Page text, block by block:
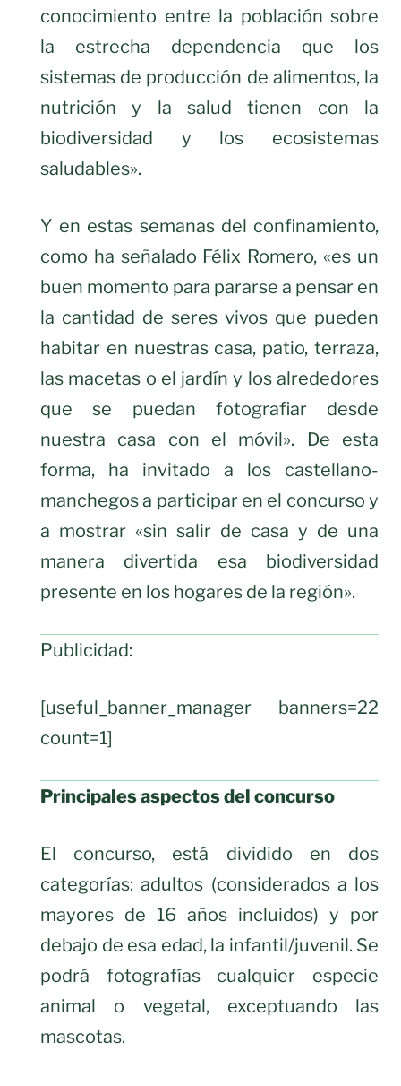
conocimiento entre la población sobre
la estrecha dependencia que los
sistemas de producción de alimentos, la
nutrición y la salud tienen con la
biodiversidad y los ecosistemas
saludables».
Y en estas semanas del confinamiento,
como ha señalado Félix Romero, «es un
buen momento para pararse a pensar en
la cantidad de seres vivos que pueden
habitar en nuestras casa, patio, terraza,
las macetas o el jardín y los alrededores
que se puedan fotografiar desde
nuestra casa con el móvil». De esta
forma, ha invitado a los castellano-
manchegos a participar en el concurso y
a mostrar «sin salir de casa y de una
manera divertida esa biodiversidad
presente en los hogares de la región».
Publicidad:
[useful_banner_manager banners=22
count=1]
Principales aspectos del concurso
El concurso, está dividido en dos
categorías: adultos (considerados a los
mayores de 16 años incluidos) y por
debajo de esa edad, la infantil/juvenil. Se
podrá fotografías cualquier especie
animal o vegetal, exceptuando las
mascotas.